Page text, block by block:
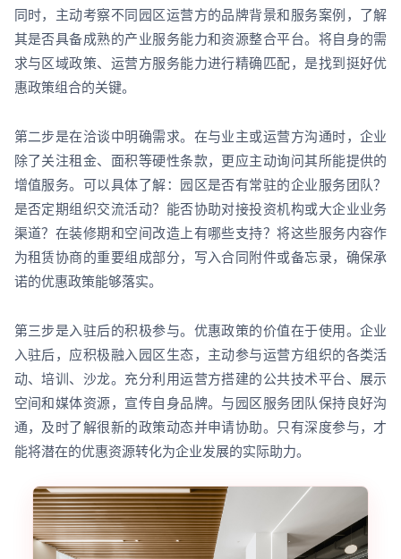
同时，主动考察不同园区运营方的品牌背景和服务案例，了解
其是否具备成熟的产业服务能力和资源整合平台。将自身的需
求与区域政策、运营方服务能力进行精确匹配，是找到挺好优
惠政策组合的关键。
第二步是在洽谈中明确需求。在与业主或运营方沟通时，企业
除了关注租金、面积等硬性条款，更应主动询问其所能提供的
增值服务。可以具体了解：园区是否有常驻的企业服务团队？
是否定期组织交流活动？能否协助对接投资机构或大企业业务
渠道？在装修期和空间改造上有哪些支持？将这些服务内容作
为租赁协商的重要组成部分，写入合同附件或备忘录，确保承
诺的优惠政策能够落实。
第三步是入驻后的积极参与。优惠政策的价值在于使用。企业
入驻后，应积极融入园区生态，主动参与运营方组织的各类活
动、培训、沙龙。充分利用运营方搭建的公共技术平台、展示
空间和媒体资源，宣传自身品牌。与园区服务团队保持良好沟
通，及时了解很新的政策动态并申请协助。只有深度参与，才
能将潜在的优惠资源转化为企业发展的实际助力。